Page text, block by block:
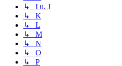
↳ I u. J
↳ K
↳ L
↳ M
↳ N
↳ O
↳ P